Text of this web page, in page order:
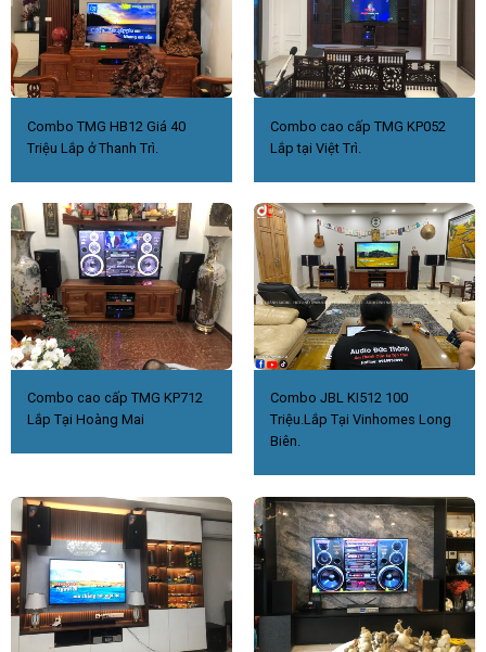
Combo TMG HB12 Giá 40
Triệu Lắp ở Thanh Trì.
Combo cao cấp TMG KP052
Lắp tại Việt Trì.
Combo cao cấp TMG KP712
Lắp Tại Hoàng Mai
Combo JBL KI512 100
Triệu.Lắp Tại Vinhomes Long
Biên.